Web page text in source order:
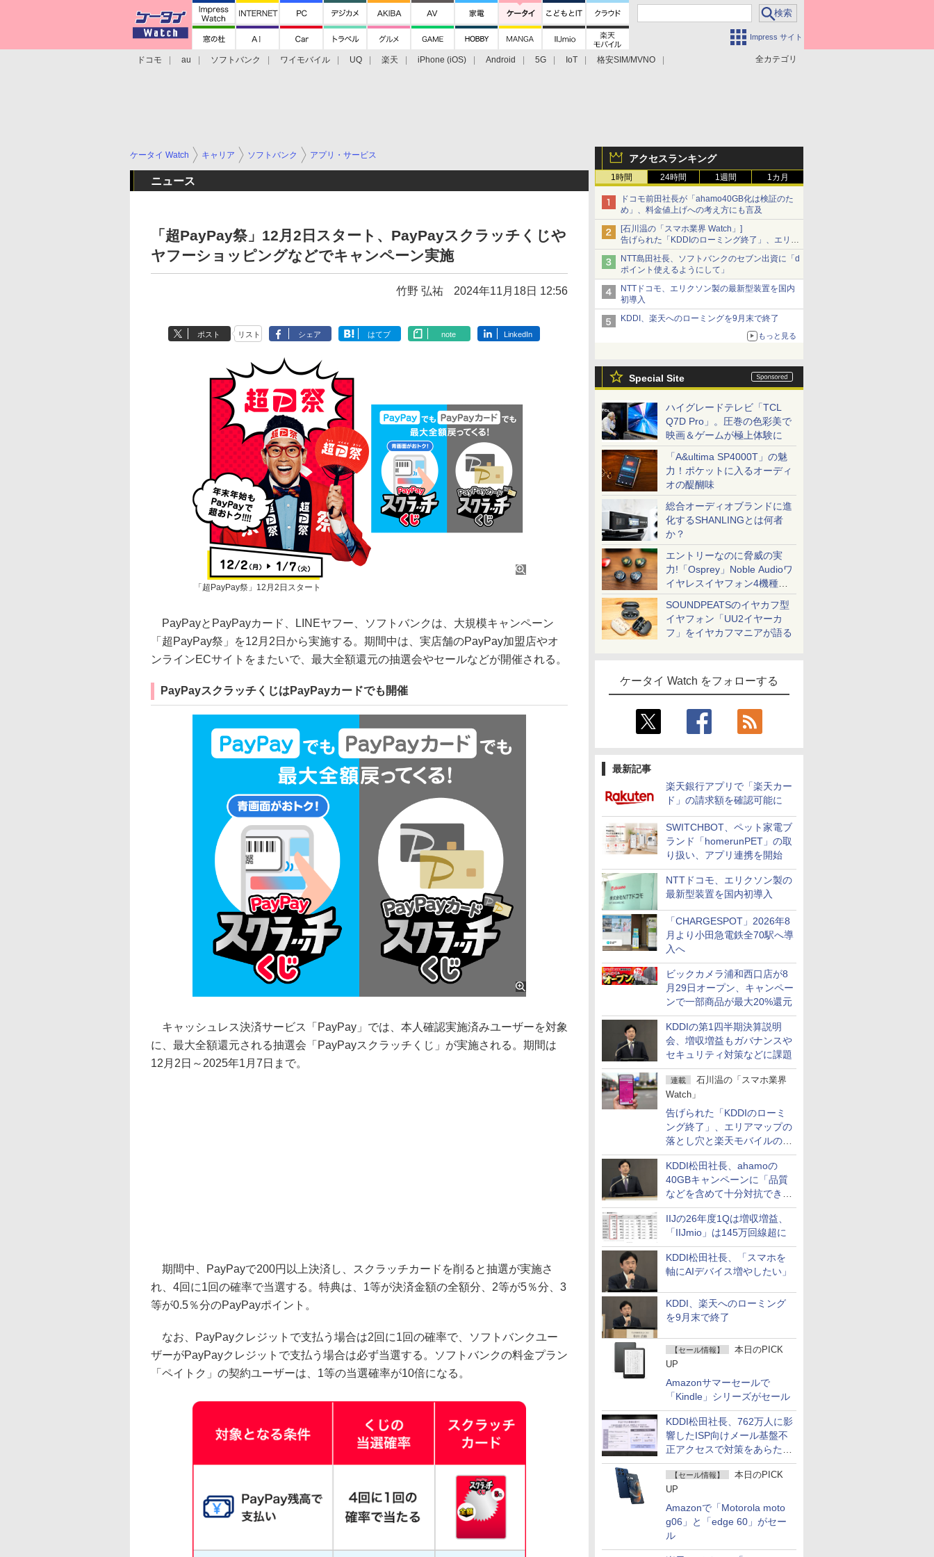
Impress サイト
全カテゴリ
ドコモ au ソフトバンク ワイモバイル UQ 楽天 iPhone (iOS) Android 5G IoT
格安SIM/MVNO
アクセスランキング
1時間 24時間 1週間 1カ月
ドコモ前田社長が「ahamo40GB化は検証のた
め」、料金値上げへの考え方にも言及
[石川温の「スマホ業界 Watch」]
告げられた「KDDIのローミング終了」、エリア
マップの落とし穴と楽天モバイルの課題
NTT島田社長、ソフトバンクのセブン出資に「d
ポイント使えるようにして」
NTTドコモ、エリクソン製の最新型装置を国内
初導入
KDDI、楽天へのローミングを9月末で終了
もっと見る
Special Site
ハイグレードテレビ「TCL
Q7D Pro」。圧巻の色彩美で
映画＆ゲームが極上体験に
「A&ultima SP4000T」の魅
力！ポケットに入るオーディ
オの醍醐味
総合オーディオブランドに進
化するSHANLINGとは何者
か？
エントリーなのに脅威の実
力!「Osprey」Noble Audioワ
イヤレスイヤフォン4機種を
一気に聴く
SOUNDPEATSのイヤカフ型
イヤフォン「UU2イヤーカ
フ」をイヤカフマニアが語る
ケータイ Watch をフォローする
最新記事
楽天銀行アプリで「楽天カー
ド」の請求額を確認可能に
SWITCHBOT、ペット家電ブ
ランド「homerunPET」の取
り扱い、アプリ連携を開始
NTTドコモ、エリクソン製の
最新型装置を国内初導入
「CHARGESPOT」2026年8
月より小田急電鉄全70駅へ導
入へ
ビックカメラ浦和西口店が8
月29日オープン、キャンペー
ンで一部商品が最大20%還元
KDDIの第1四半期決算説明
会、増収増益もガバナンスや
セキュリティ対策などに課題
連載
石川温の「スマホ業界
Watch」
告げられた「KDDIのローミ
ング終了」、エリアマップの
落とし穴と楽天モバイルの課
題
KDDI松田社長、ahamoの
40GBキャンペーンに「品質
などを含めて十分対抗でき
る」
IIJの26年度1Qは増収増益、
「IIJmio」は145万回線超に
KDDI松田社長、「スマホを
軸にAIデバイス増やしたい」
KDDI、楽天へのローミング
を9月末で終了
【セール情報】
本日のPICK
UP
Amazonサマーセールで
「Kindle」シリーズがセール
KDDI松田社長、762万人に影
響したISP向けメール基盤不
正アクセスで対策をあらため
て説明
【セール情報】
本日のPICK
UP
Amazonで「Motorola moto
g06」と「edge 60」がセー
ル
ケータイ Watch キャリア ソフトバンク アプリ・サービス
ニュース
「超PayPay祭」12月2日スタート、PayPayスクラッチくじや
ヤフーショッピングなどでキャンペーン実施
竹野 弘祐 2024年11月18日 12:56
ポスト リスト シェア はてブ note LinkedIn
「超PayPay祭」12月2日スタート
PayPayとPayPayカード、LINEヤフー、ソフトバンクは、大規模キャンペーン
「超PayPay祭」を12月2日から実施する。期間中は、実店舗のPayPay加盟店やオ
ンラインECサイトをまたいで、最大全額還元の抽選会やセールなどが開催される。
PayPayスクラッチくじはPayPayカードでも開催
キャッシュレス決済サービス「PayPay」では、本人確認実施済みユーザーを対象
に、最大全額還元される抽選会「PayPayスクラッチくじ」が実施される。期間は
12月2日～2025年1月7日まで。
期間中、PayPayで200円以上決済し、スクラッチカードを削ると抽選が実施さ
れ、4回に1回の確率で当選する。特典は、1等が決済金額の全額分、2等が5％分、3
等が0.5％分のPayPayポイント。
なお、PayPayクレジットで支払う場合は2回に1回の確率で、ソフトバンクユー
ザーがPayPayクレジットで支払う場合は必ず当選する。ソフトバンクの料金プラン
「ペイトク」の契約ユーザーは、1等の当選確率が10倍になる。